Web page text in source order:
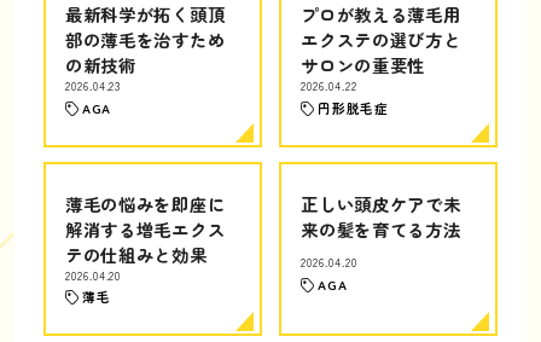
最新科学が拓く頭頂
部の薄毛を治すため
の新技術
2026.04.23
AGA
プロが教える薄毛用
エクステの選び方と
サロンの重要性
2026.04.22
円形脱毛症
薄毛の悩みを即座に
解消する増毛エクス
テの仕組みと効果
2026.04.20
薄毛
正しい頭皮ケアで未
来の髪を育てる方法
2026.04.20
AGA